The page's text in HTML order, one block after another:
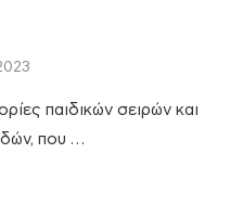
παιδικών σειρών και
που …